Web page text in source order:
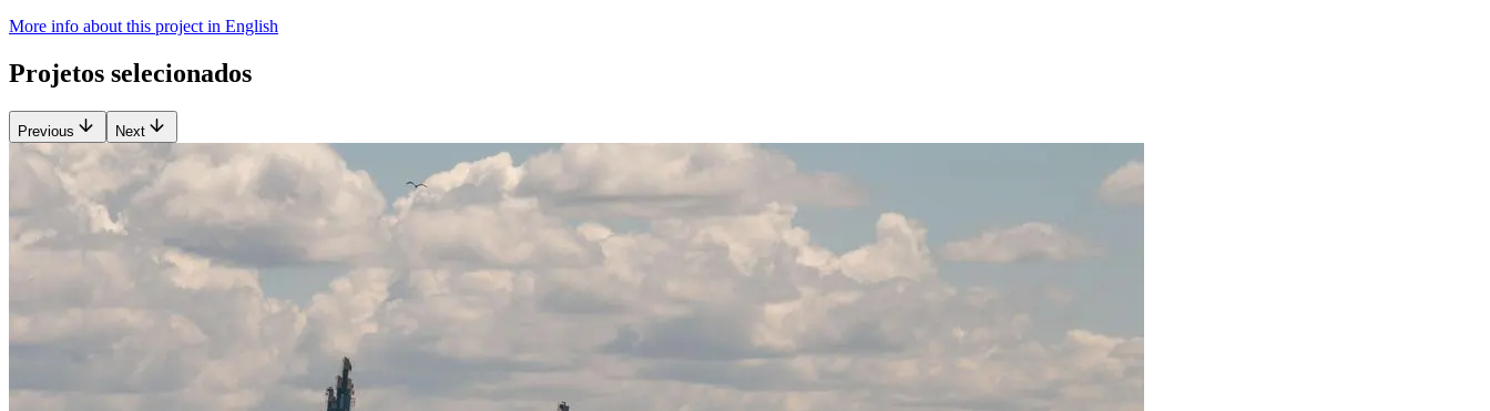
More info about this project in English
Projetos selecionados
Previous Next